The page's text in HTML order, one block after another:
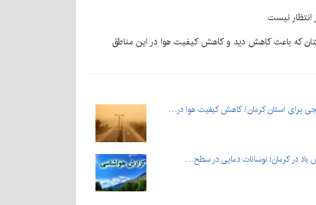
انتظار نیست.
که باعث کاهش دید و کاهش کیفیت هوا در این مناطق
برای استان کرمان/ کاهش کیفیت هوا در…
در کرمان؛ نوسانات دمایی در سطح…